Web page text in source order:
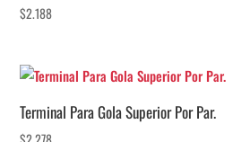
$2.188
Terminal Para Gola Superior Por Par.